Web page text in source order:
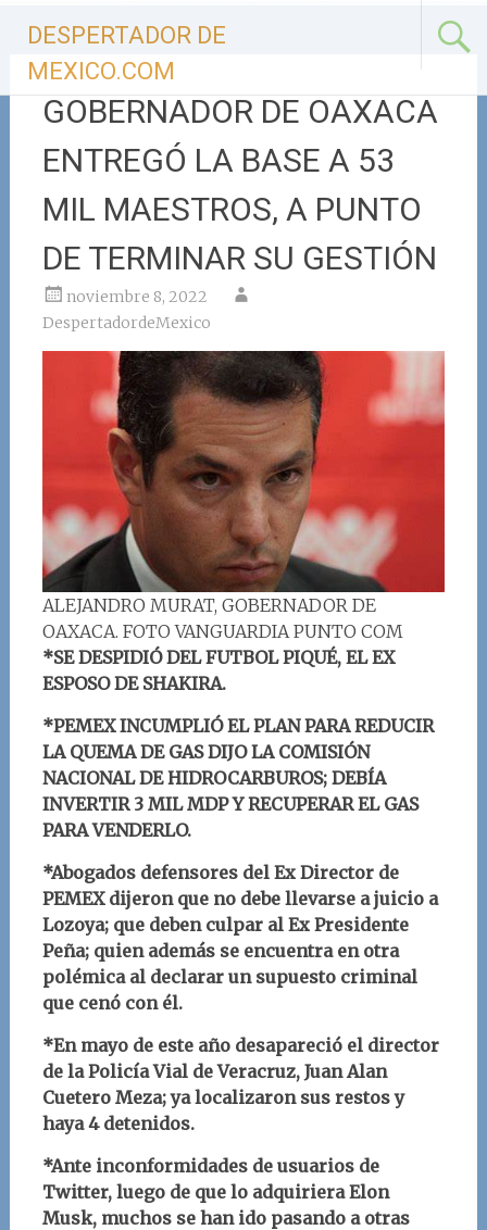
contenido
DESPERTADOR DE
MEXICO.COM
GOBERNADOR DE OAXACA
ENTREGÓ LA BASE A 53
MIL MAESTROS, A PUNTO
DE TERMINAR SU GESTIÓN
noviembre 8, 2022
DespertadordeMexico
ALEJANDRO MURAT, GOBERNADOR DE
OAXACA. FOTO VANGUARDIA PUNTO COM
*SE DESPIDIÓ DEL FUTBOL PIQUÉ, EL EX
ESPOSO DE SHAKIRA.
*PEMEX INCUMPLIÓ EL PLAN PARA REDUCIR
LA QUEMA DE GAS DIJO LA COMISIÓN
NACIONAL DE HIDROCARBUROS; DEBÍA
INVERTIR 3 MIL MDP Y RECUPERAR EL GAS
PARA VENDERLO.
*Abogados defensores del Ex Director de
PEMEX dijeron que no debe llevarse a juicio a
Lozoya; que deben culpar al Ex Presidente
Peña; quien además se encuentra en otra
polémica al declarar un supuesto criminal
que cenó con él.
*En mayo de este año desapareció el director
de la Policía Vial de Veracruz, Juan Alan
Cuetero Meza; ya localizaron sus restos y
haya 4 detenidos.
*Ante inconformidades de usuarios de
Twitter, luego de que lo adquiriera Elon
Musk, muchos se han ido pasando a otras